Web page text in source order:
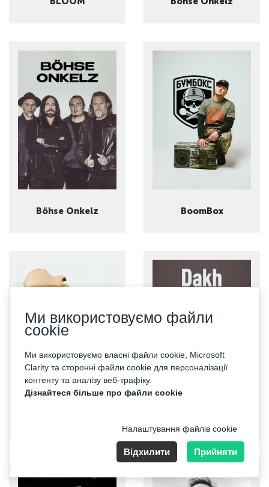
Böhse Onkelz BoomBox
Ми використовуємо файли
cookie
Ми використовуємо власні файли cookie, Microsoft
Clarity та сторонні файли cookie для персоналізації
контенту та аналізу веб-трафіку.
Дізнайтеся більше про файли cookie
Налаштування файлів cookie
Відхилити Прийняти